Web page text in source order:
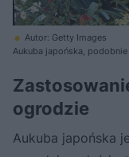
Autor: Getty Images
Aukuba japońska,
ogrodzie
Aukuba japońska